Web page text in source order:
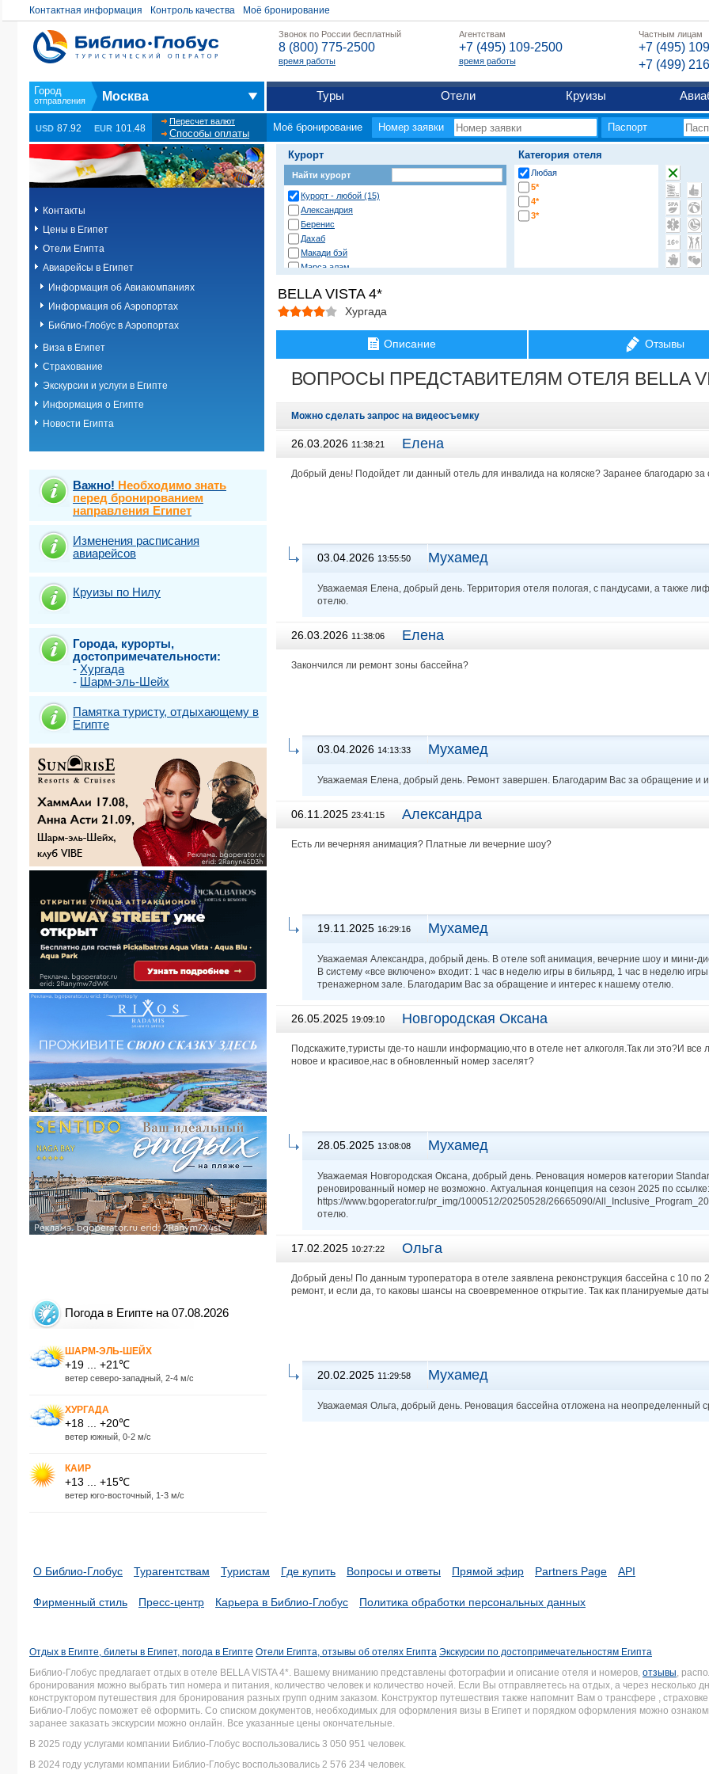
Контактная информация Контроль качества Моё бронирование
Звонок по России бесплатный
8 (800) 775-2500
время работы
Агентствам
+7 (495) 109-2500
время работы
Частным лицам
+7 (495)
+7 (499)
Москва Туры Отели Круизы
USD 87.92 EUR 101.48
Пересчет валют
Способы оплаты
Моё бронирование Номер заявки Паспорт
Контакты
Цены в Египет
Отели Египта
Авиарейсы в Египет
Информация об Авиакомпаниях
Информация об Аэропортах
Библио-Глобус в Аэропортах
Виза в Египет
Страхование
Экскурсии и услуги в Египте
Информация о Египте
Новости Египта
Важно! Необходимо знать
перед бронированием
направления Египет
Изменения расписания
авиарейсов
Круизы по Нилу
Города, курорты,
достопримечательности:
- Хургада
- Шарм-эль-Шейх
Памятка туристу, отдыхающему в
Египте
Погода в Египте на 07.08.2026
ШАРМ-ЭЛЬ-ШЕЙХ
+19 ... +21℃
ветер северо-западный, 2-4 м/с
ХУРГАДА
+18 ... +20℃
ветер южный, 0-2 м/с
КАИР
+13 ... +15℃
ветер юго-восточный, 1-3 м/с
Курорт
Найти курорт
Курорт - любой (15)
Александрия
Беренис
Дахаб
Макади бэй
Марса алам
Сафага
Сахл хашиш
Эль Кусейр
Категория отеля
Любая
5*
4*
3*
BELLA VISTA 4*
Хургада
Описание Отзывы
ВОПРОСЫ ПРЕДСТАВИТЕЛЯМ ОТЕЛЯ BELLA
Можно сделать запрос на видеосъемку
26.03.2026 11:38:21 Елена
Добрый день! Подойдет ли данный отель для инвалида на коляске? Заранее благодарю за
03.04.2026 13:55:50 Мухамед
Уважаемая Елена, добрый день. Территория отеля пологая, с пандусами, а также
отелю.
26.03.2026 11:38:06 Елена
Закончился ли ремонт зоны бассейна?
03.04.2026 14:13:33 Мухамед
Уважаемая Елена, добрый день. Ремонт завершен. Благодарим Вас за обращение и
06.11.2025 23:41:15 Александра
Есть ли вечерняя анимация? Платные ли вечерние шоу?
19.11.2025 16:29:16 Мухамед
Уважаемая Александра, добрый день. В отеле soft анимация, вечерние шоу и мини-
В систему «все включено» входит: 1 час в неделю игры в бильярд, 1 час в неделю
тренажерном зале. Благодарим Вас за обращение и интерес к нашему отелю.
26.05.2025 19:09:10 Новгородская Оксана
Подскажите,туристы где-то нашли информацию,что в отеле нет алкоголя.Так ли это?И
новое и красивое,нас в обновленный номер заселят?
28.05.2025 13:08:08 Мухамед
Уважаемая Новгородская Оксана, добрый день. Реновация номеров категории
реновированный номер не возможно. Актуальная концепция на сезон 2025 по ссылке:
https://www.bgoperator.ru/pr_img/1000512/20250528/26665090/
отелю.
17.02.2025 10:27:22 Ольга
Добрый день! По данным туроператора в отеле заявлена реконструкция бассейна с 10
ремонт, и если да, то каковы шансы на своевременное открытие. Так как планируемые
20.02.2025 11:29:58 Мухамед
Уважаемая Ольга, добрый день. Реновация бассейна отложена на неопределенный
О Библио-Глобус Турагентствам Туристам Где купить Вопросы и ответы Прямой эфир Partners Page API
Фирменный стиль Пресс-центр Карьера в Библио-Глобус Политика обработки персональных данных
Отдых в Египте, билеты в Египет, погода в Египте Отели Египта, отзывы об отелях Египта Экскурсии по достопримечательностям Египта
Библио-Глобус предлагает отдых в отеле BELLA VISTA 4*. Вашему вниманию представлены фотографии и описание отеля и номеров, отзывы,
бронирования можно выбрать тип номера и питания, количество человек и количество ночей. Если Вы отправляетесь на отдых, а через
конструктором путешествия для бронирования разных групп одним заказом. Конструктор путешествия также напомнит Вам о трансфере ,
Библио-Глобус поможет её оформить. Со списком документов, необходимых для оформления визы в Египет и порядком оформления можно
заранее заказать экскурсии можно онлайн. Все указанные цены окончательные.
В 2025 году услугами компании Библио-Глобус воспользовались 3 050 951 человек.
В 2024 году услугами компании Библио-Глобус воспользовались 2 576 234 человек.